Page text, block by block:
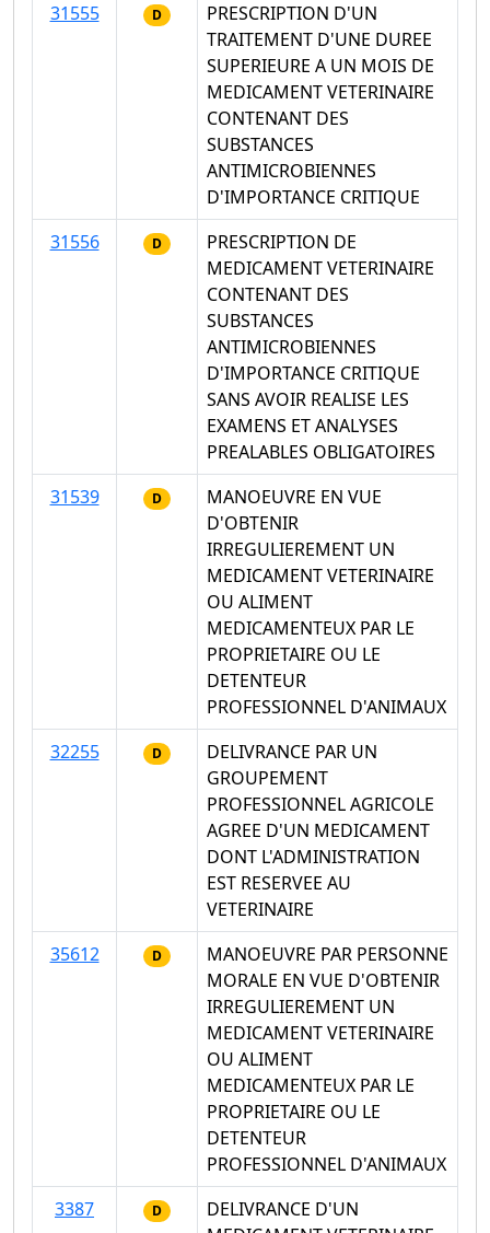
31555
D
PRESCRIPTION D'UN
TRAITEMENT D'UNE DUREE
SUPERIEURE A UN MOIS DE
MEDICAMENT VETERINAIRE
CONTENANT DES
SUBSTANCES
ANTIMICROBIENNES
D'IMPORTANCE CRITIQUE
31556
D
PRESCRIPTION DE
MEDICAMENT VETERINAIRE
CONTENANT DES
SUBSTANCES
ANTIMICROBIENNES
D'IMPORTANCE CRITIQUE
SANS AVOIR REALISE LES
EXAMENS ET ANALYSES
PREALABLES OBLIGATOIRES
31539
D
MANOEUVRE EN VUE
D'OBTENIR
IRREGULIEREMENT UN
MEDICAMENT VETERINAIRE
OU ALIMENT
MEDICAMENTEUX PAR LE
PROPRIETAIRE OU LE
DETENTEUR
PROFESSIONNEL D'ANIMAUX
32255
D
DELIVRANCE PAR UN
GROUPEMENT
PROFESSIONNEL AGRICOLE
AGREE D'UN MEDICAMENT
DONT L'ADMINISTRATION
EST RESERVEE AU
VETERINAIRE
35612
D
MANOEUVRE PAR PERSONNE
MORALE EN VUE D'OBTENIR
IRREGULIEREMENT UN
MEDICAMENT VETERINAIRE
OU ALIMENT
MEDICAMENTEUX PAR LE
PROPRIETAIRE OU LE
DETENTEUR
PROFESSIONNEL D'ANIMAUX
3387
D
DELIVRANCE D'UN